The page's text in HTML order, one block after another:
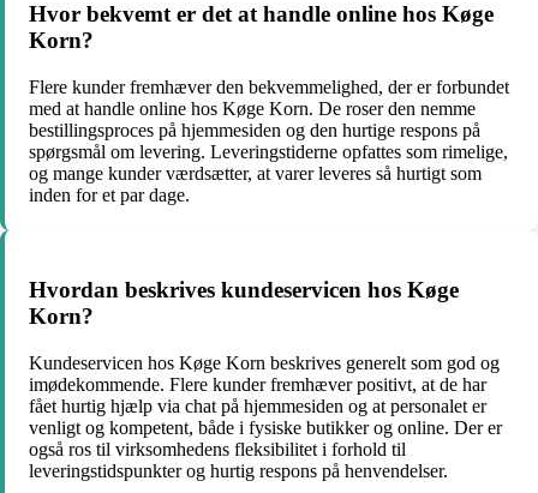
Hvor bekvemt er det at handle online hos Køge
Korn?
Flere kunder fremhæver den bekvemmelighed, der er forbundet
med at handle online hos Køge Korn. De roser den nemme
bestillingsproces på hjemmesiden og den hurtige respons på
spørgsmål om levering. Leveringstiderne opfattes som rimelige,
og mange kunder værdsætter, at varer leveres så hurtigt som
inden for et par dage.
Hvordan beskrives kundeservicen hos Køge
Korn?
Kundeservicen hos Køge Korn beskrives generelt som god og
imødekommende. Flere kunder fremhæver positivt, at de har
fået hurtig hjælp via chat på hjemmesiden og at personalet er
venligt og kompetent, både i fysiske butikker og online. Der er
også ros til virksomhedens fleksibilitet i forhold til
leveringstidspunkter og hurtig respons på henvendelser.